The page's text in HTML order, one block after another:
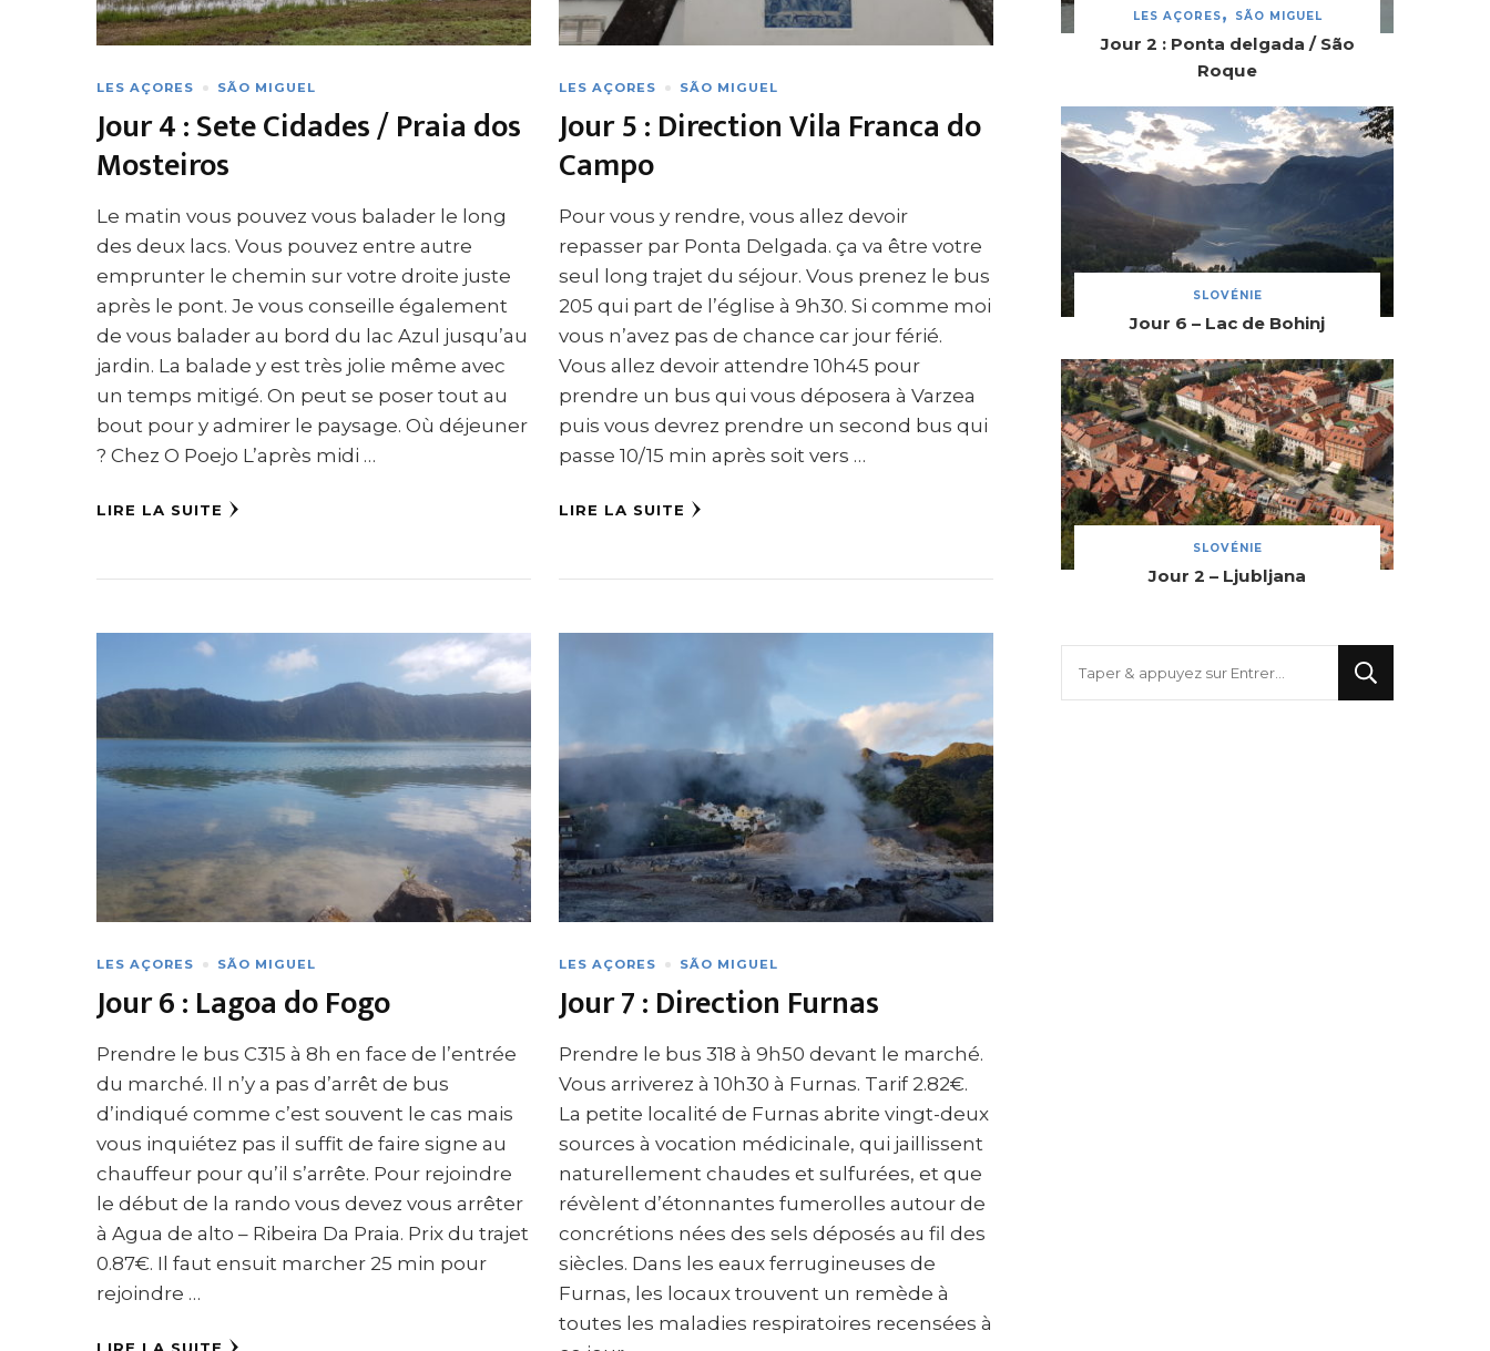
LES AÇORES SÃO MIGUEL
Jour 4 : Sete Cidades / Praia dos
Mosteiros
Le matin vous pouvez vous balader le long
des deux lacs. Vous pouvez entre autre
emprunter le chemin sur votre droite juste
après le pont. Je vous conseille également
de vous balader au bord du lac Azul jusqu’au
jardin. La balade y est très jolie même avec
un temps mitigé. On peut se poser tout au
bout pour y admirer le paysage. Où déjeuner
? Chez O Poejo L’après midi …
LIRE LA SUITE
LES AÇORES SÃO MIGUEL
Jour 5 : Direction Vila Franca do
Campo
Pour vous y rendre, vous allez devoir
repasser par Ponta Delgada. ça va être votre
seul long trajet du séjour. Vous prenez le bus
205 qui part de l’église à 9h30. Si comme moi
vous n’avez pas de chance car jour férié.
Vous allez devoir attendre 10h45 pour
prendre un bus qui vous déposera à Varzea
puis vous devrez prendre un second bus qui
passe 10/15 min après soit vers …
LIRE LA SUITE
LES AÇORES SÃO MIGUEL
Jour 6 : Lagoa do Fogo
Prendre le bus C315 à 8h en face de l’entrée
du marché. Il n’y a pas d’arrêt de bus
d’indiqué comme c’est souvent le cas mais
vous inquiétez pas il suffit de faire signe au
chauffeur pour qu’il s’arrête. Pour rejoindre
le début de la rando vous devez vous arrêter
à Agua de alto – Ribeira Da Praia. Prix du trajet
0.87€. Il faut ensuit marcher 25 min pour
rejoindre …
LES AÇORES SÃO MIGUEL
Jour 7 : Direction Furnas
Prendre le bus 318 à 9h50 devant le marché.
Vous arriverez à 10h30 à Furnas. Tarif 2.82€.
La petite localité de Furnas abrite vingt-deux
sources à vocation médicinale, qui jaillissent
naturellement chaudes et sulfurées, et que
révèlent d’étonnantes fumerolles autour de
concrétions nées des sels déposés au fil des
siècles. Dans les eaux ferrugineuses de
Furnas, les locaux trouvent un remède à
toutes les maladies respiratoires recensées à
LES AÇORES SÃO MIGUEL
Jour 2 : Ponta delgada / São
Roque
SLOVÉNIE
Jour 6 – Lac de Bohinj
SLOVÉNIE
Jour 2 – Ljubljana